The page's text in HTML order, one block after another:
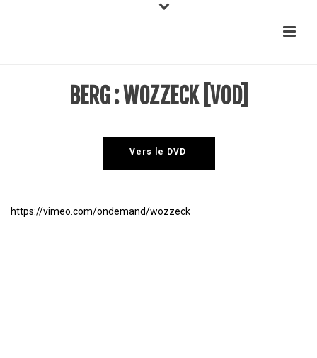
BERG : WOZZECK [VOD]
Vers le DVD
https://vimeo.com/ondemand/wozzeck